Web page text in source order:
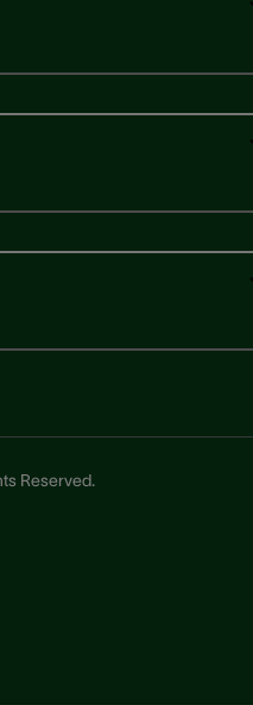
Reserved.